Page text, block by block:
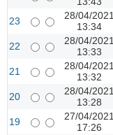
23
28/04/2021
13:34
22
28/04/2021
13:33
21
28/04/2021
13:32
20
28/04/2021
13:28
19
27/04/2021
17:26